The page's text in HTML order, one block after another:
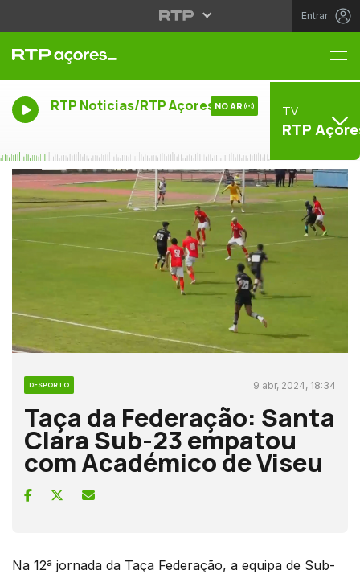
Entrar
RTP Noticias/RTP Açores NO AR TV
RTP
DESPORTO 9 abr, 2024, 18:34
Taça da Federação: Santa
Clara Sub-23 empatou
com Académico de Viseu
Na 12ª jornada da Taça Federação, a equipa de Sub-